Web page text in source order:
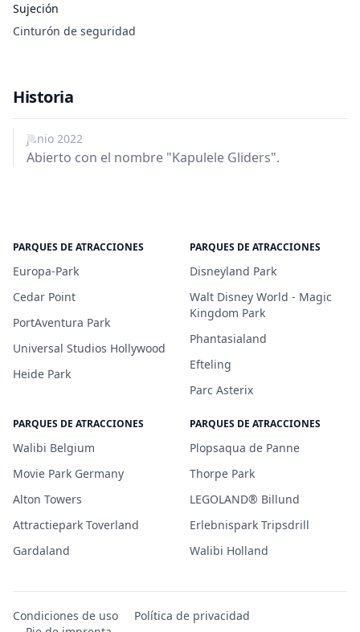
Sujeción
Cinturón de seguridad
Historia
junio 2022
Abierto con el nombre "Kapulele Gliders".
PARQUES DE ATRACCIONES
Europa-Park
Cedar Point
PortAventura Park
Universal Studios Hollywood
Heide Park
PARQUES DE ATRACCIONES
Disneyland Park
Walt Disney World - Magic
Kingdom Park
Phantasialand
Efteling
Parc Asterix
PARQUES DE ATRACCIONES
Walibi Belgium
Movie Park Germany
Alton Towers
Attractiepark Toverland
Gardaland
PARQUES DE ATRACCIONES
Plopsaqua de Panne
Thorpe Park
LEGOLAND® Billund
Erlebnispark Tripsdrill
Walibi Holland
Condiciones de uso
Política de privacidad